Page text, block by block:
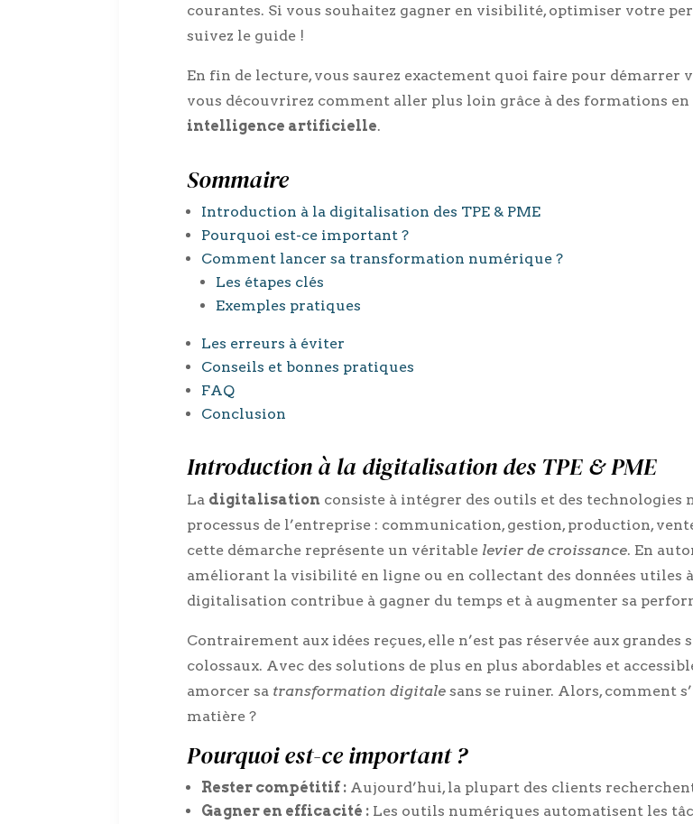
courantes. Si vous souhaitez gagner en visibilité, optimiser votre
suivez le guide !
En fin de lecture, vous saurez exactement quoi faire pour démarrer
vous découvrirez comment aller plus loin grâce à des formations en
intelligence artificielle.
Sommaire
Introduction à la digitalisation des TPE & PME
Pourquoi est-ce important ?
Comment lancer sa transformation numérique ?
Les étapes clés
Exemples pratiques
Les erreurs à éviter
Conseils et bonnes pratiques
FAQ
Conclusion
Introduction à la digitalisation des TPE & PME
La digitalisation consiste à intégrer des outils et des technologies
processus de l’entreprise : communication, gestion, production,
cette démarche représente un véritable levier de croissance. En
améliorant la visibilité en ligne ou en collectant des données utiles
digitalisation contribue à gagner du temps et à augmenter sa
Contrairement aux idées reçues, elle n’est pas réservée aux
colossaux. Avec des solutions de plus en plus abordables et
amorcer sa transformation digitale sans se ruiner. Alors, comment
matière ?
Pourquoi est-ce important ?
Rester compétitif : Aujourd’hui, la plupart des clients
Gagner en efficacité : Les outils numériques automatisent les